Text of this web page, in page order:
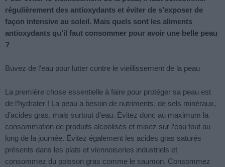
régulièrement des antioxydants et éviter de s’exposer de
façon intensive au soleil. Mais quels sont les aliments
antioxydants qu’il faut consommer pour avoir une belle peau
?
Buvez de l’eau pour lutter contre le vieillissement de la peau
La première chose essentielle à faire pour protéger sa peau est
de l’hydrater ! La peau a besoin de nutriments, de sels minéraux,
d’acides gras, mais surtout d’eau. Évitez donc au maximum la
consommation de produits alcoolisés et misez sur l’eau tout au
long de la journée. Évitez également les acides gras saturés
présents dans les plats et viennoiseries industriels et
consommez du poisson gras comme le saumon. Consommez